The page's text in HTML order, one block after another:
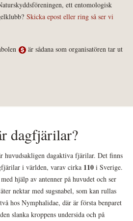
ett entomologisk
Skicka epost eller ring så ser vi
är sådana som organisatören tar ut
dagfjärilar?
huvudsakligen dagaktiva fjärilar. Det finns
i världen, varav cirka 110 i Sverige.
hjälp av antenner på huvudet och ser
nektar med sugsnabel, som kan rullas
hos Nymphalidae, där är första benparet
slanka kroppens undersida och på